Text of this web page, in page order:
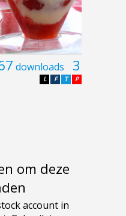
downloads 3
P
T
F
L
om deze